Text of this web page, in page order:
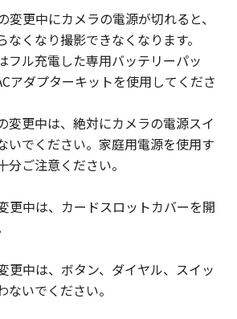
「許諾ソフトウェア」に含まれ
またはキヤノンのライセンサー
示を変更し、除去しまたは削除
ません。
キヤノンの子会社、キヤノンの
それらの販売代理店および販売
にキヤノンのライセンサーは、
よる「許諾ソフトウェア」の使
ることに、並びに「許諾ソフト
ポートの提供ついて、いかなる
ものではありません。
変更中にカメラの電源が切れると、
なくなり撮影できなくなります。
フル充電した専用バッテリーパッ
アダプターキットを使用してくださ
変更中は、絶対にカメラの電源スイ
いでください。家庭用電源を使用す
ご注意ください。
更中は、カードスロットカバーを開
更中は、ボタン、ダイヤル、スイッ
いでください。